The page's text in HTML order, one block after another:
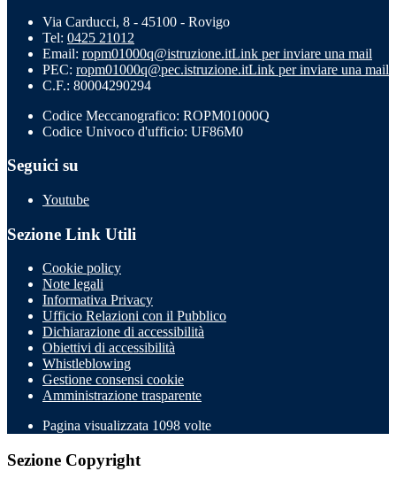
Via Carducci, 8 - 45100 - Rovigo
Tel: 0425 21012
Email: ropm01000q@istruzione.itLink per inviare una mail
PEC: ropm01000q@pec.istruzione.itLink per inviare una mail
C.F.: 80004290294
Codice Meccanografico: ROPM01000Q
Codice Univoco d'ufficio: UF86M0
Seguici su
Youtube
Sezione Link Utili
Cookie policy
Note legali
Informativa Privacy
Ufficio Relazioni con il Pubblico
Dichiarazione di accessibilità
Obiettivi di accessibilità
Whistleblowing
Gestione consensi cookie
Amministrazione trasparente
Pagina visualizzata 1098 volte
Sezione Copyright